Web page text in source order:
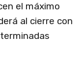
el máximo
al cierre con